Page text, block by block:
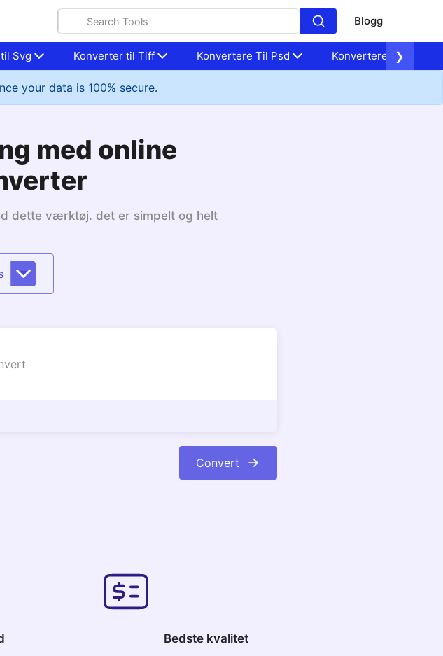
Blogg
Svg Konverter til Tiff Konvertere Til Psd Konvertere til Nef
❯
your data is 100% secure.
med online
dette værktøj. det er simpelt og helt
Convert
Bedste kvalitet